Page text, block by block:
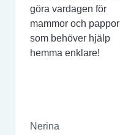
göra vardagen för
mammor och pappor
som behöver hjälp
hemma enklare!
Nerina